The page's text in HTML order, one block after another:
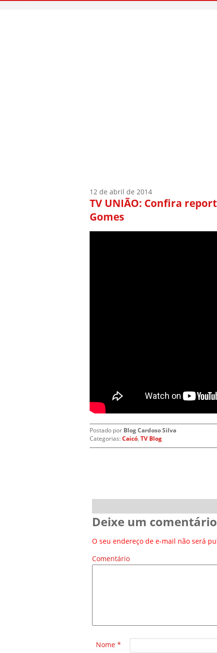
12 de abril de 2014
TV UNIÃO: Confira
Gomes
Postado por Blog Cardoso Silva
Categorias:Caicó, TV Blog
Deixe um comentário
O seu endereço de e-mail não será
Comentário
Nome *